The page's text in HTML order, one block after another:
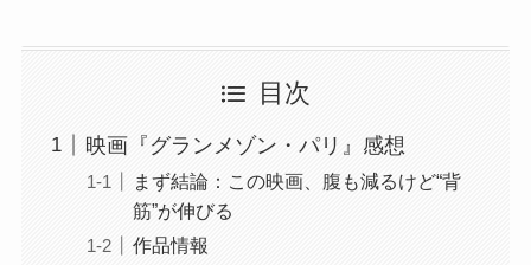
目次
映画『グランメゾン・パリ』感想
まず結論：この映画、腹も減るけど“背
筋”が伸びる
作品情報